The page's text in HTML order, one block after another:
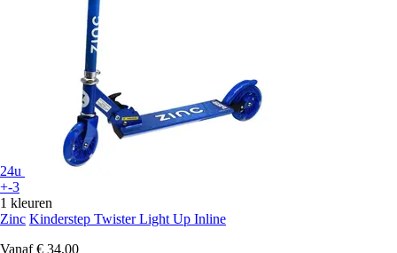
24u
+-3
1 kleuren
Zinc Kinderstep Twister Light Up Inline
Vanaf € 34,00